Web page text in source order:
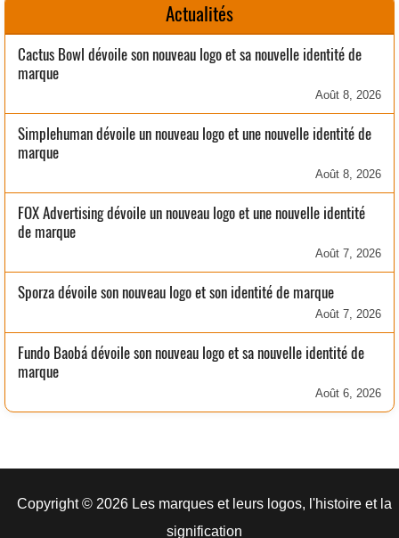
Actualités
Cactus Bowl dévoile son nouveau logo et sa nouvelle identité de
marque
Août 8, 2026
Simplehuman dévoile un nouveau logo et une nouvelle identité de
marque
Août 8, 2026
FOX Advertising dévoile un nouveau logo et une nouvelle identité
de marque
Août 7, 2026
Sporza dévoile son nouveau logo et son identité de marque
Août 7, 2026
Fundo Baobá dévoile son nouveau logo et sa nouvelle identité de
marque
Août 6, 2026
Copyright © 2026 Les marques et leurs logos, l'histoire et la
signification